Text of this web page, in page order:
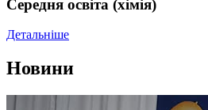
Середня освіта (хімія)
Детальніше
Новини